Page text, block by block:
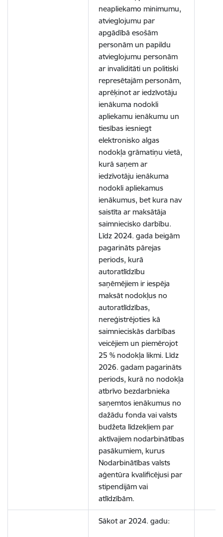
neapliekamo minimumu,
atvieglojumu par
apgādībā esošām
personām un papildu
atvieglojumu personām
ar invaliditāti un politiski
represētajām personām,
aprēķinot ar iedzīvotāju
ienākuma nodokli
apliekamu ienākumu un
tiesības iesniegt
elektronisko algas
nodokļa grāmatiņu vietā,
kurā saņem ar
iedzīvotāju ienākuma
nodokli apliekamus
ienākumus, bet kura nav
saistīta ar maksātāja
saimniecisko darbību.
Līdz 2024. gada beigām
pagarināts pārejas
periods, kurā
autoratlīdzību
saņēmējiem ir iespēja
maksāt nodokļus no
autoratlīdzības,
nereģistrējoties kā
saimnieciskās darbības
veicējiem un piemērojot
25 % nodokļa likmi. Līdz
2026. gadam pagarināts
periods, kurā no nodokļa
atbrīvo bezdarbnieka
saņemtos ienākumus no
dažādu fonda vai valsts
budžeta līdzekļiem par
aktīvajiem nodarbinātības
pasākumiem, kurus
Nodarbinātības valsts
aģentūra kvalificējusi par
stipendijām vai
atlīdzībām.
Sākot ar 2024. gadu: